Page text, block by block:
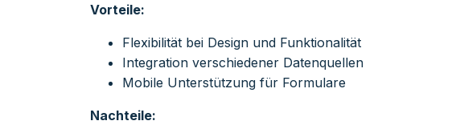
Vorteile:
Flexibilität bei Design und Funktionalität
Integration verschiedener Datenquellen
Mobile Unterstützung für Formulare
Nachteile: